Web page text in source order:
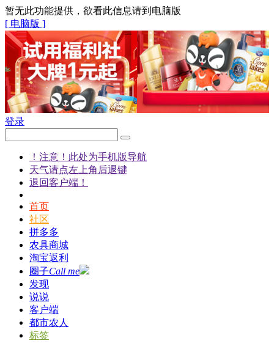
暂无此功能提供，欲看此信息请到电脑版
[ 电脑版 ]
登录
！注意！此处为手机版导航
天气请点左上角后退键
退回客户端！
首页
社区
拼多多
农具商城
淘宝返利
圈子Call me
发现
说说
客户端
都市农人
标签